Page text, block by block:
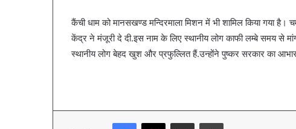
कैंची धाम को मानसखण्ड मन्दिरमाला मिशन में भी शामिल किया गया है।
केंद्र ने मंजूरी दे दी.इस नाम के लिए स्थानीय लोग काफी लम्बे समय से
स्थानीय लोग बेहद खुश और प्रफुल्लित हैं.उन्होंने पुष्कर सरकार का